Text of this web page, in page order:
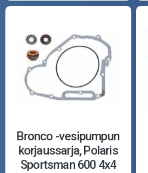
Bronco -vesipumpun
korjaussarja, Polaris
Sportsman 600 4x4